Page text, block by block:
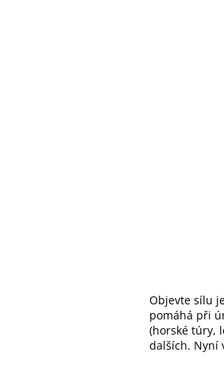
Objevte sílu
pomáhá při
(horské túry,
dalších. Nyní